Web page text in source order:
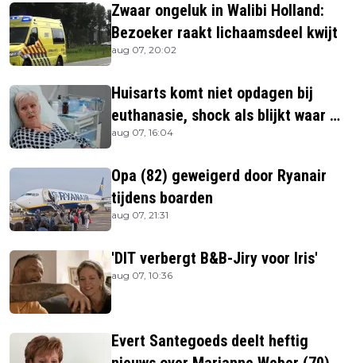
Zwaar ongeluk in Walibi Holland:
Bezoeker raakt lichaamsdeel kwijt
aug 07, 20:02
Huisarts komt niet opdagen bij
euthanasie, shock als blijkt waar ze
is
aug 07, 16:04
Opa (82) geweigerd door Ryanair
tijdens boarden
aug 07, 21:31
'DIT verbergt B&B-Jiry voor Iris'
aug 07, 10:36
Evert Santegoeds deelt heftig